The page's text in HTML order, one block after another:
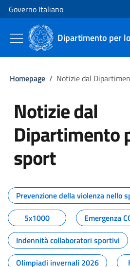
Vai al contenuto
Vai alla navigazione del sito
Governo Italiano
Dipartimento per
Homepage / Notizie dal
Notizie dal
Dipartimento
sport
Tutti i contenuti
Prevenzione della violenza nello
5x1000
Emergenza
Indennità collaboratori sportivi
Olimpiadi invernali 2026